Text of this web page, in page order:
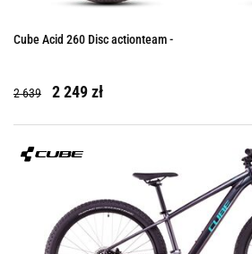
Cube Acid 260 Disc actionteam -
2 639 2 249 zł